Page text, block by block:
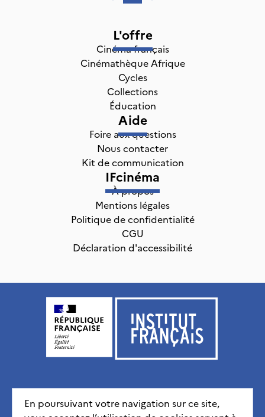
En poursuivant votre navigation sur ce site,
L'offre
Cinéma français
Cinémathèque Afrique
Cycles
Collections
Éducation
Aide
Foire aux questions
Nous contacter
Kit de communication
IFcinéma
À propos
Mentions légales
Politique de confidentialité
CGU
Déclaration d'accessibilité
Institut français, tous droits réservés 2026